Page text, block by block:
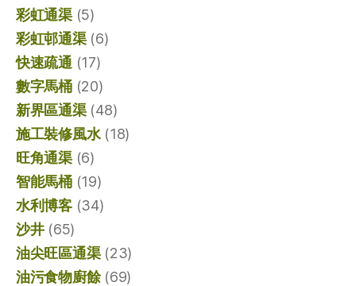
彩虹通渠(5)
彩虹邨通渠(6)
快速疏通 (17)
數字馬桶(20)
新界區通渠(48)
施工裝修風水(18)
旺角通渠(6)
智能馬桶(19)
水利博客(34)
沙井(65)
油尖旺區通渠(23)
油污食物廚餘(69)